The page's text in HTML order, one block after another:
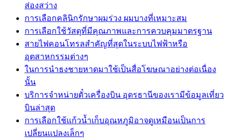
ส่องสว่าง
การเลือกคลินิกรักษาผมร่วง ผมบางที่เหมาะสม
การเลือกใช้วัสดุที่มีคุณภาพและการควบคุมมาตรฐาน
สายไฟคอนโทรลสำคัญที่สุดในระบบไฟฟ้าหรือ
อุตสาหกรรมต่างๆ
ในการนำธงชายหาดมาใช้เป็นสื่อโฆษณาอย่างต่อเนื่อง
นั้น
บริการจำหน่ายตั๋วเครื่องบิน อุดรธานีของเรามีข้อมูลเที่ยว
บินล่าสุด
การเลือกใช้แก้วน้ำเก็บอุณหภูมิอาจดูเหมือนเป็นการ
เปลี่ยนแปลงเล็กๆ